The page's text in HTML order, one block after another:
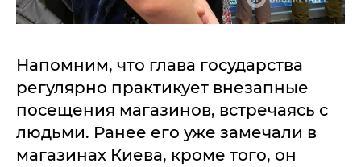
Напомним, что глава государства
регулярно практикует внезапные
посещения магазинов, встречаясь с
людьми. Ранее его уже замечали в
магазинах Киева, кроме того, он